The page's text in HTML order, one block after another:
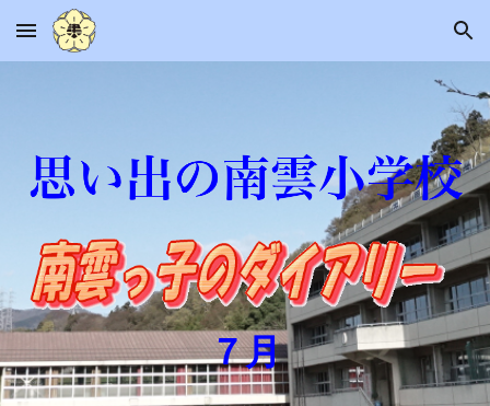
Skip to main content Skip to navigation
７月